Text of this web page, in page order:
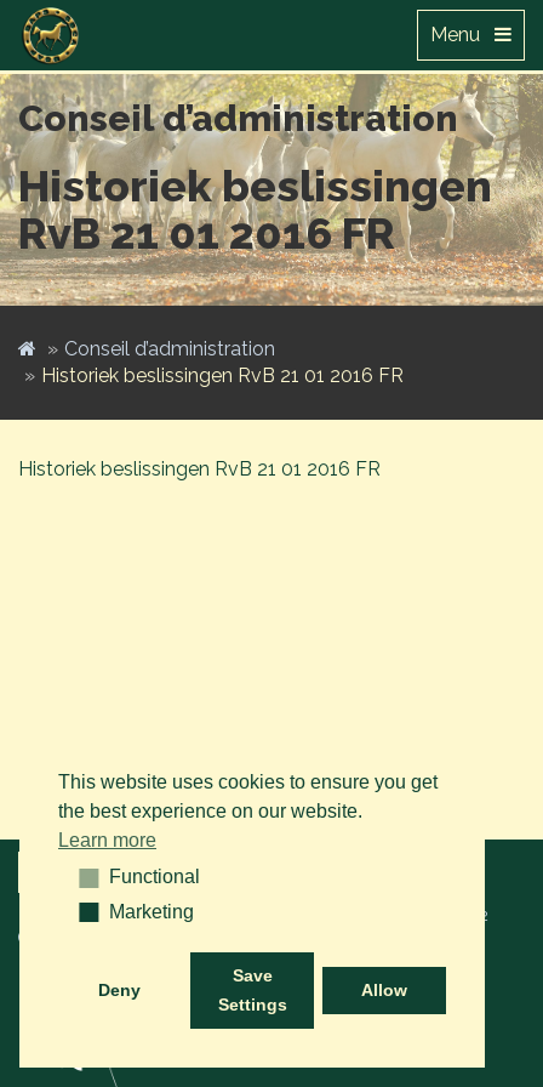
Menu
Conseil d’administration
Historiek beslissingen
RvB 21 01 2016 FR
Conseil d’administration
Historiek beslissingen RvB 21 01 2016 FR
Historiek beslissingen RvB 21 01 2016 FR
Menu
© 2026 BAPS vzw. Tous droits réservés. Contactez-nous sur le
+32
(0)14 61 76 09
This website uses cookies to ensure you get
the best experience on our website.
Learn more
Functional
Functional
MarketingMarketing
Deny
Save
Settings
Allow